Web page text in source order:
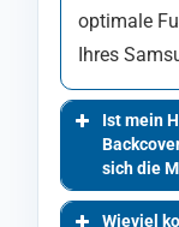
optimale
Ihres
Ist mein
sich die
Wieviel